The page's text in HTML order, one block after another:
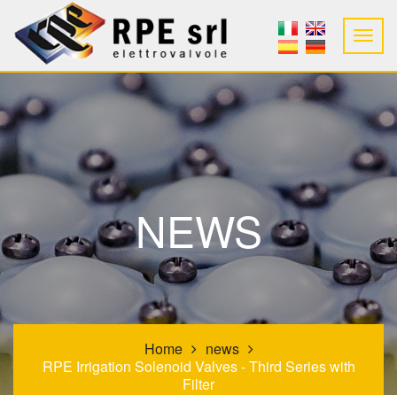
NEWS
Home
news
RPE Irrigation Solenoid Valves - Third Series with
Filter